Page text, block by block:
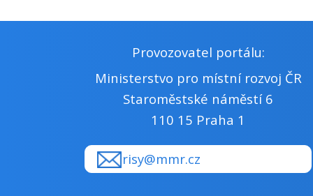
Provozovatel portálu:
Ministerstvo pro místní rozvoj ČR
Staroměstské náměstí 6
110 15 Praha 1
risy@mmr.cz